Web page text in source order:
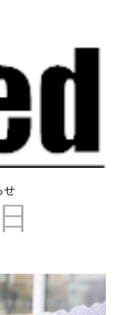
せ